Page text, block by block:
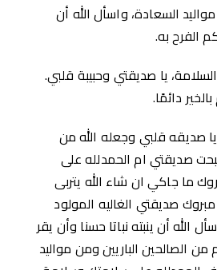
السعادة، واسأل الله أن
الفرح به.
يا صديقتي وحبيبة قلبي.
دائمًا.
صديقه قلبي وجعله الله من
صديقتي ام الحمدلله على
ما جاكي ان شاء الله يتربى
صديقتي الغاليه المولود
الله أن ينبته نباتا حسنا وأن يقر
الصالحين الباريين ومن مواليد